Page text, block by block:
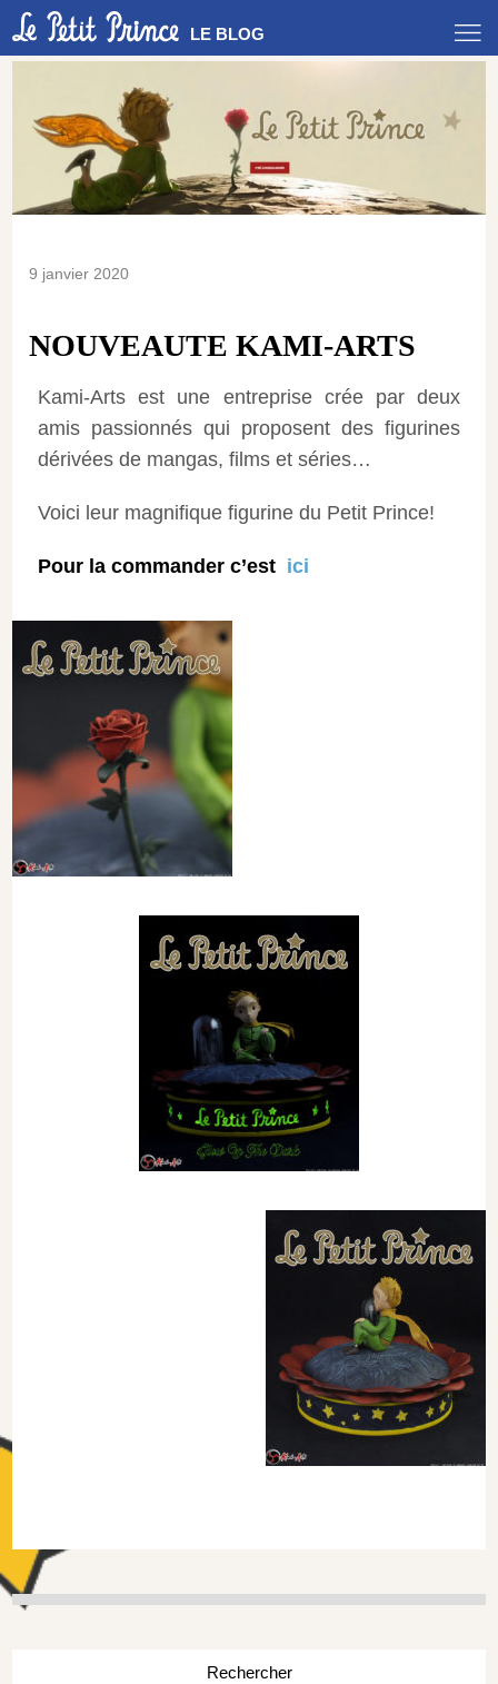
LE BLOG
9 janvier 2020
NOUVEAUTE KAMI-ARTS
Kami-Arts est une entreprise crée par deux
amis passionnés qui proposent des figurines
dérivées de mangas, films et séries…
Voici leur magnifique figurine du Petit Prince!
Pour la commander c’est ici
Rechercher